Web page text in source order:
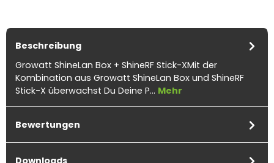
Beschreibung
Growatt ShineLan Box + ShineRF Stick-XMit der
Kombination aus Growatt ShineLan Box und ShineRF
Stick-X überwachst Du Deine P… Mehr
Bewertungen
Downloads